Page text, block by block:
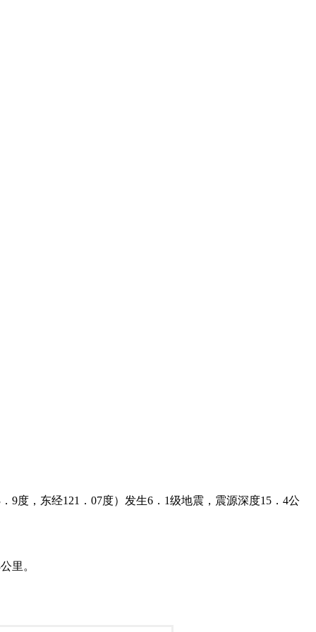
9度，东经121．07度）发生6．1级地震，震源深度15．4公
里。